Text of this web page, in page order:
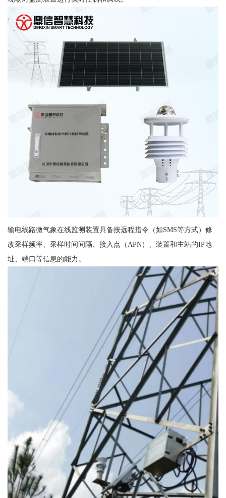
输电线路微气象在线监测装置具备按远程指令（如SMS等方式）修
改采样频率、采样时间间隔、接入点（APN）、装置和主站的IP地
址、端口等信息的能力。